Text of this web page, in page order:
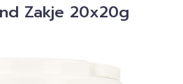
Zakje 20x20g